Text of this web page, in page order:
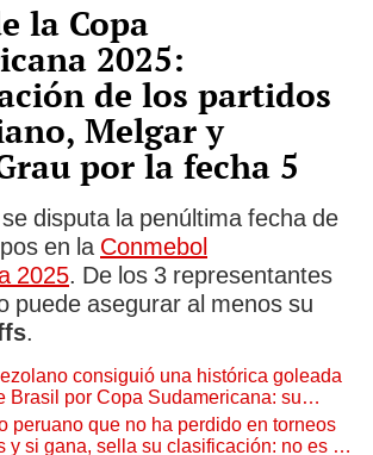
la Copa
2025:
de los partidos
Melgar y
por la fecha 5
disputa la penúltima fecha de
en la Conmebol
2025. De los 3 representantes
puede asegurar al menos su
.
consiguió una histórica goleada
Brasil por Copa Sudamericana: su
millones más caro
peruano que no ha perdido en torneos
y si gana, sella su clasificación: no es de